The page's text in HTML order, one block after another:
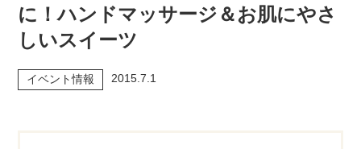
に！ハンドマッサージ＆お肌にやさ
しいスイーツ
イベント情報 2015.7.1